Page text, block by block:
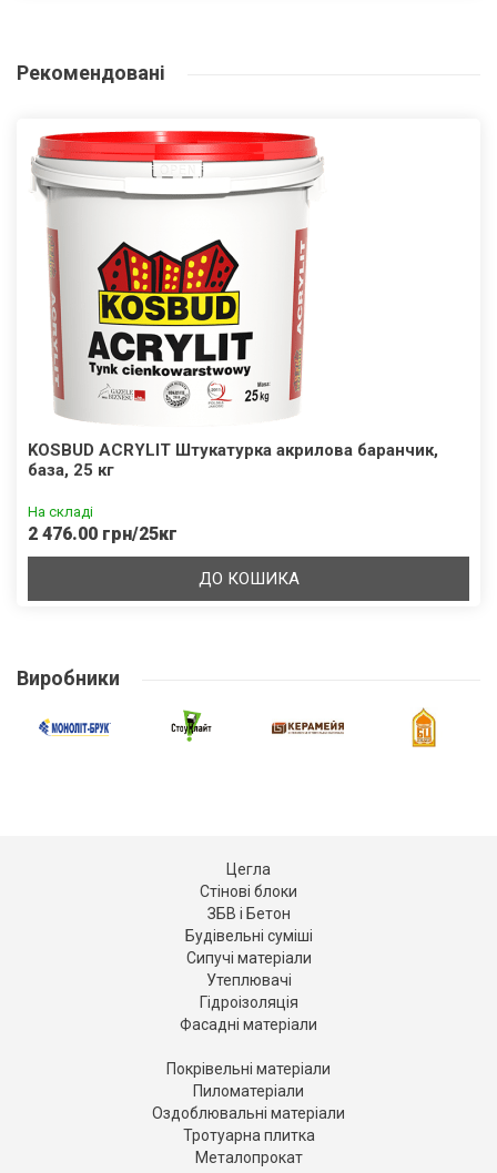
Рекомендовані
KOSBUD ACRYLIT Штукатурка акрилова баранчик,
база, 25 кг
На складі
2 476.00 грн/25кг
ДО КОШИКА
Виробники
Цегла
Стінові блоки
ЗБВ і Бетон
Будівельні суміші
Сипучі матеріали
Утеплювачі
Гідроізоляція
Фасадні матеріали
Покрівельні матеріали
Пиломатеріали
Оздоблювальні матеріали
Тротуарна плитка
Металопрокат